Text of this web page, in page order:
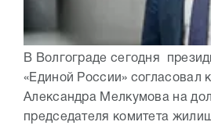
В Волгограде сегодня
«Единой России» согласовал
Александра Мелкумова на
председателя комитета